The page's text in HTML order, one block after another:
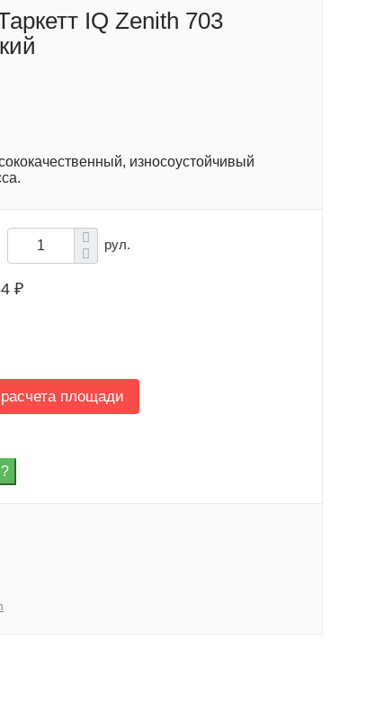
IQ Zenith 703
износоустойчивый
рул.
₽
площади